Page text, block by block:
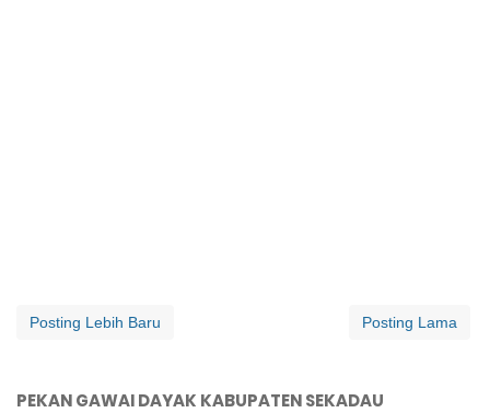
Posting Lebih Baru Posting Lama
PEKAN GAWAI DAYAK KABUPATEN SEKADAU